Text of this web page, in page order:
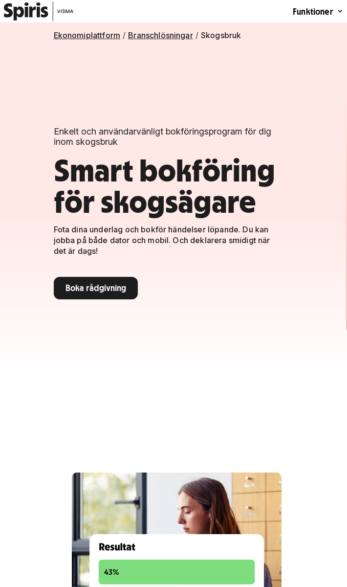
Funktioner
Ekonomiplattform Branschlösningar Skogsbruk
Enkelt och användarvänligt bokföringsprogram för dig
inom skogsbruk
Smart bokföring
för skogsägare
Fota dina underlag och bokför händelser löpande. Du kan
jobba på både dator och mobil. Och deklarera smidigt när
det är dags!
Boka rådgivning